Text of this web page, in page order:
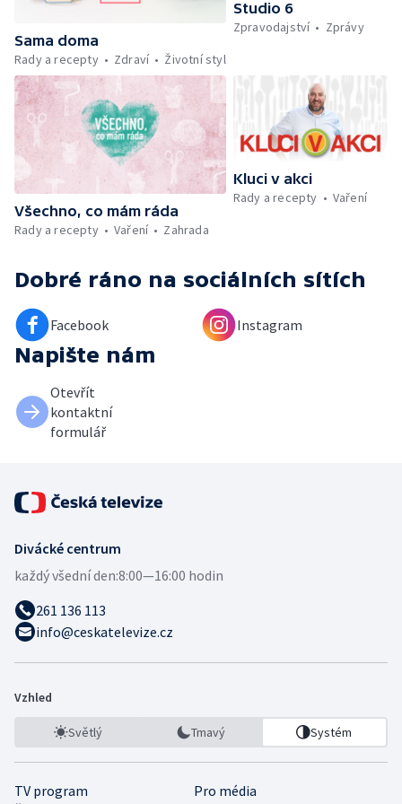
festival ve Strážnici — Minimum sacharidů:
maso, vejce, mléčné výrobky a luštěniny —
Kniha veselých říkanek Hrátky se zvířátky —
Umělecký festival Pohoda 2026 —
Vyhodnocení ankety + ČT tipy —
Vyhodnocení divácké soutěže — Práce
záchranářů v létě
Sama doma
Rady a recepty
Zdraví Životní styl
Studio 6
Zpravodajství
Zprávy
Všechno, co mám ráda
Rady a recepty
Vaření Zahrada
Kluci v akci
Rady a recepty
Vaření
Dobré ráno na sociálních sítích
Facebook Instagram
Napište nám
Otevřít
kontaktní
formulář
Divácké centrum
každý všední den:8:00—16:00 hodin
261 136 113
info@ceskatelevize.cz
Vzhled
Světlý Tmavý Systém
TV program
Pro média